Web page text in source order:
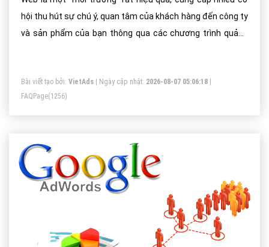
hội thu hút sự chú ý, quan tâm của khách hàng đến công ty
và sản phẩm của bạn thông qua các chương trình quảng
Bài viết tạo bởi: VietAds | Ngày cập nhật: 2026-08-07 05:06:18
FAQPage(1256)